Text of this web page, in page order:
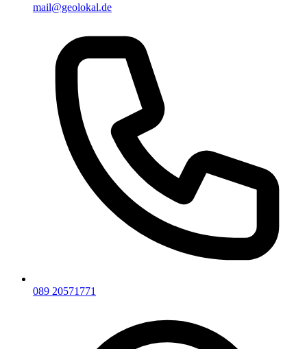
mail@geolokal.de
089 20571771